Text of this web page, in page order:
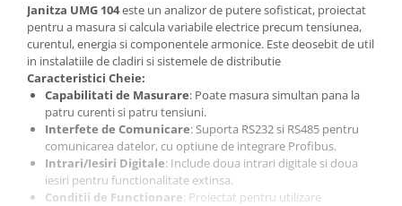
Baterii si acumulatori AGM VRLA
de 6-12 V
Acumulatori Moto, ATV
GEL
Li-Ion
SLA AGM (Sealed Lead Acid)
Deep Cycle - Tractiune/Semi-
Janitza UMG 104este un analizor de putere sofisticat, proiectat
pentru a masura si calcula variabile electrice precum tensiunea,
curentul, energia si componentele armonice. Este deosebit de util
in instalatiile de cladiri si sistemele de distributie
Caracteristici Cheie:
Capabilitati de Masurare: Poate masura simultan pana la
patru curenti si patru tensiuni.
Interfete de Comunicare: Suporta RS232 si RS485 pentru
comunicarea datelor, cu optiune de integrare Profibus.
Intrari/Iesiri Digitale: Include doua intrari digitale si doua
iesiri pentru functionalitate extinsa.
Conditii de Functionare: Proiectat pentru utilizare